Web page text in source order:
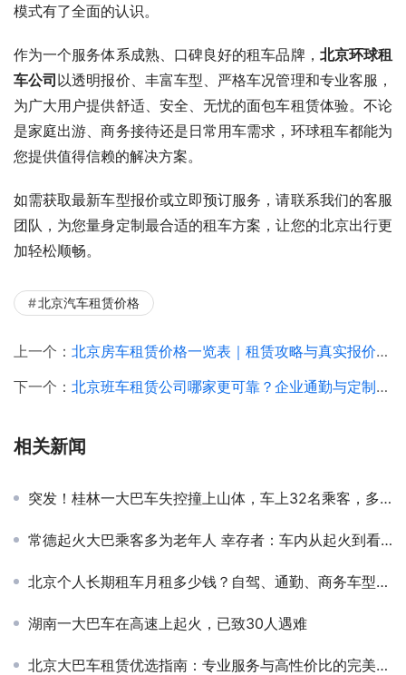
模式有了全面的认识。
作为一个服务体系成熟、口碑良好的租车品牌， 北京环球租
车公司以透明报价、丰富车型、严格车况管理和专业客服，
为广大用户提供舒适、安全、无忧的面包车租赁体验。不论
是家庭出游、商务接待还是日常用车需求，环球租车都能为
您提供值得信赖的解决方案。
如需获取最新车型报价或立即预订服务，请联系我们的客服
团队，为您量身定制最合适的租车方案，让您的北京出行更
加轻松顺畅。
北京汽车租赁价格
上一个： 北京房车租赁价格一览表｜租赁攻略与真实报价解析 — 北京环球租车公司
下一个： 北京班车租赁公司哪家更可靠？企业通勤与定制班车服务解析
相关新闻
突发！桂林一大巴车失控撞上山体，车上32名乘客，多人受伤
常德起火大巴乘客多为老年人 幸存者：车内从起火到看不见仅30秒
北京个人长期租车月租多少钱？自驾、通勤、商务车型推荐与实用指南
湖南一大巴车在高速上起火，已致30人遇难
北京大巴车租赁优选指南：专业服务与高性价比的完美结合